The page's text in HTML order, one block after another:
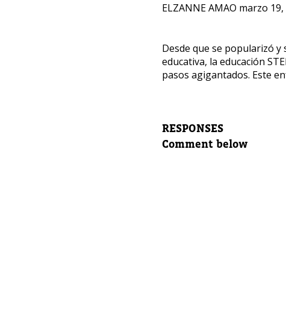
ELZANNE AMAO marzo 19,
Desde que se popularizó
educativa, la educación
pasos agigantados. Este
RESPONSES
Comment below
¿Te
Nuestros